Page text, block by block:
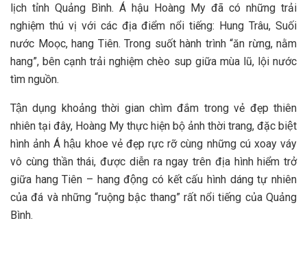
lịch tỉnh Quảng Bình. Á hậu Hoàng My đã có những trải
nghiệm thú vị với các địa điểm nổi tiếng: Hung Trâu, Suối
nước Moọc, hang Tiên. Trong suốt hành trình “ăn rừng, nằm
hang”, bên cạnh trải nghiệm chèo sup giữa mùa lũ, lội nước
tìm nguồn.
Tận dụng khoảng thời gian chìm đắm trong vẻ đẹp thiên
nhiên tại đây, Hoàng My thực hiện bộ ảnh thời trang, đặc biệt
hình ảnh Á hậu khoe vẻ đẹp rực rỡ cùng những cú xoay váy
vô cùng thần thái, được diễn ra ngay trên địa hình hiểm trở
giữa hang Tiên – hang động có kết cấu hình dáng tự nhiên
của đá và những “ruộng bậc thang” rất nổi tiếng của Quảng
Bình.